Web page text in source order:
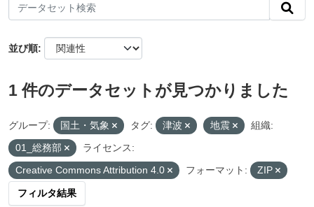
並び順
1 件のデータセットが見つかりました
グループ: 国土・気象 タグ: 津波 地震
組織:
01_総務部
ライセンス:
Creative Commons Attribution 4.0
フォーマット: ZIP
フィルタ結果